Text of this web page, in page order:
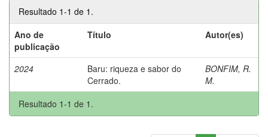
Resultado 1-1 de 1.
Ano de
publicação
Título Autor(es)
2024
Baru: riqueza e sabor do
Cerrado.
BONFIM, R.
M.
Resultado 1-1 de 1.